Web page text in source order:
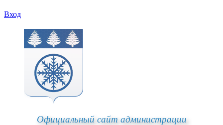
Вход
Официальный сайт администрации